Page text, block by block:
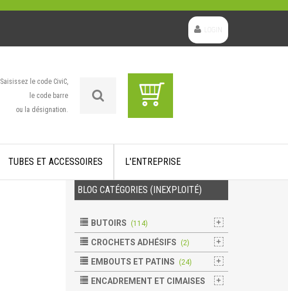
Saisissez le code CiviC,
le code barre
ou la désignation.
TUBES ET ACCESSOIRES L'ENTREPRISE
BLOG CATÉGORIES (INEXPLOITÉ)
BUTOIRS (114)
CROCHETS ADHÉSIFS (2)
EMBOUTS ET PATINS (24)
ENCADREMENT ET CIMAISES